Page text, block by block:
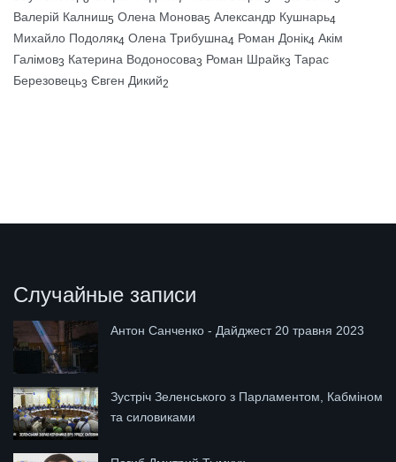
Валерій Калниш5 Олена Монова5 Александр Кушнарь4
Михайло Подоляк4 Олена Трибушна4 Роман Донік4 Акім
Галімов3 Катерина Водоносова3 Роман Шрайк3 Тарас
Березовець3 Євген Дикий2
Случайные записи
Антон Санченко - Дайджест 20 травня 2023
Зустріч Зеленського з Парламентом, Кабміном
та силовиками